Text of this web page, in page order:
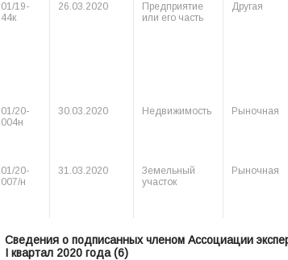
01/19-
44к
26.03.2020
Предприятие
или его часть
Другая
01/20-
004н
30.03.2020 Недвижимость Рыночная
01/20-
007/н
31.03.2020
Земельный
участок
Рыночная
Сведения о подписанных членом Ассоциации
I квартал 2020 года (6)